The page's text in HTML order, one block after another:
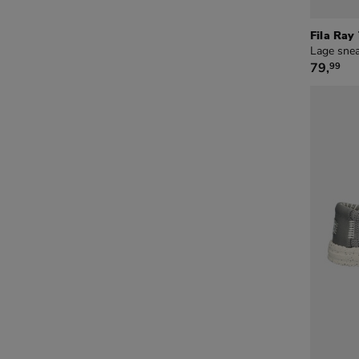
Fila Ray
Lage
€ 79,99
79,99